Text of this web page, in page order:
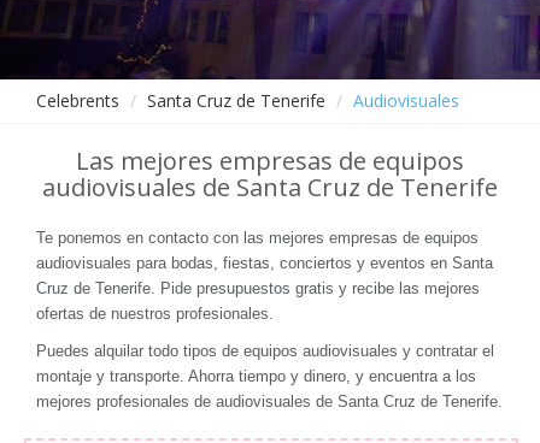
Celebrents Santa Cruz de Tenerife Audiovisuales
Las mejores empresas de equipos
audiovisuales de Santa Cruz de Tenerife
Te ponemos en contacto con las mejores empresas de equipos
audiovisuales para bodas, fiestas, conciertos y eventos en Santa
Cruz de Tenerife. Pide presupuestos gratis y recibe las mejores
ofertas de nuestros profesionales.
Puedes alquilar todo tipos de equipos audiovisuales y contratar el
montaje y transporte. Ahorra tiempo y dinero, y encuentra a los
mejores profesionales de audiovisuales de Santa Cruz de Tenerife.